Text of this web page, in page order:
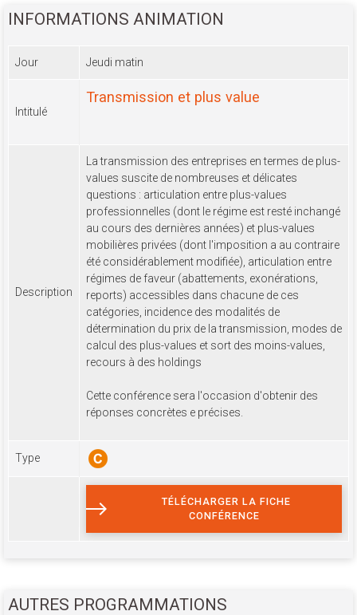
INFORMATIONS ANIMATION
Jour Jeudi matin
Intitulé
Transmission et plus value
Description
La transmission des entreprises en termes de plus-
values suscite de nombreuses et délicates
questions : articulation entre plus-values
professionnelles (dont le régime est resté inchangé
au cours des dernières années) et plus-values
mobilières privées (dont l'imposition a au contraire
été considérablement modifiée), articulation entre
régimes de faveur (abattements, exonérations,
reports) accessibles dans chacune de ces
catégories, incidence des modalités de
détermination du prix de la transmission, modes de
calcul des plus-values et sort des moins-values,
recours à des holdings
Cette conférence sera l'occasion d'obtenir des
réponses concrètes e précises.
Type
TÉLÉCHARGER LA FICHE
CONFÉRENCE
AUTRES PROGRAMMATIONS